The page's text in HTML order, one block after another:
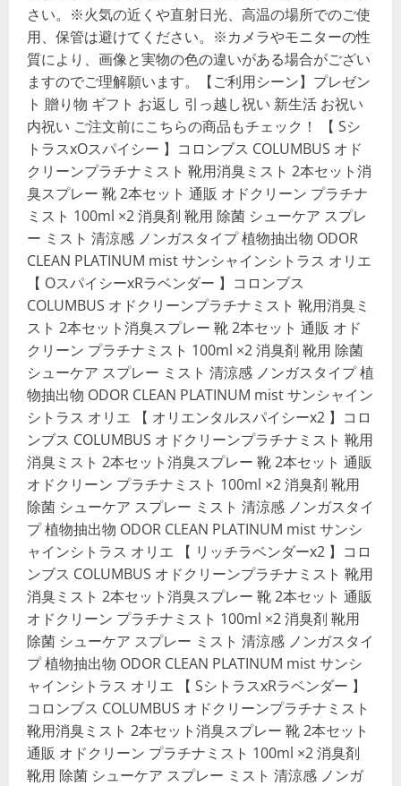
さい。※火気の近くや直射日光、高温の場所でのご使
用、保管は避けてください。※カメラやモニターの性
質により、画像と実物の色の違いがある場合がござい
ますのでご理解願います。【ご利用シーン】プレゼン
ト 贈り物 ギフト お返し 引っ越し祝い 新生活 お祝い
内祝い ご注文前にこちらの商品もチェック！ 【 Sシ
トラスxOスパイシー 】コロンブス COLUMBUS オド
クリーンプラチナミスト 靴用消臭ミスト 2本セット消
臭スプレー 靴 2本セット 通販 オドクリーン プラチナ
ミスト 100ml ×2 消臭剤 靴用 除菌 シューケア スプレ
ー ミスト 清涼感 ノンガスタイプ 植物抽出物 ODOR
CLEAN PLATINUM mist サンシャインシトラス オリエ
【 OスパイシーxRラベンダー 】コロンブス
COLUMBUS オドクリーンプラチナミスト 靴用消臭ミ
スト 2本セット消臭スプレー 靴 2本セット 通販 オド
クリーン プラチナミスト 100ml ×2 消臭剤 靴用 除菌
シューケア スプレー ミスト 清涼感 ノンガスタイプ 植
物抽出物 ODOR CLEAN PLATINUM mist サンシャイン
シトラス オリエ 【 オリエンタルスパイシーx2 】コロ
ンブス COLUMBUS オドクリーンプラチナミスト 靴用
消臭ミスト 2本セット消臭スプレー 靴 2本セット 通販
オドクリーン プラチナミスト 100ml ×2 消臭剤 靴用
除菌 シューケア スプレー ミスト 清涼感 ノンガスタイ
プ 植物抽出物 ODOR CLEAN PLATINUM mist サンシ
ャインシトラス オリエ 【 リッチラベンダーx2 】コロ
ンブス COLUMBUS オドクリーンプラチナミスト 靴用
消臭ミスト 2本セット消臭スプレー 靴 2本セット 通販
オドクリーン プラチナミスト 100ml ×2 消臭剤 靴用
除菌 シューケア スプレー ミスト 清涼感 ノンガスタイ
プ 植物抽出物 ODOR CLEAN PLATINUM mist サンシ
ャインシトラス オリエ 【 SシトラスxRラベンダー 】
コロンブス COLUMBUS オドクリーンプラチナミスト
靴用消臭ミスト 2本セット消臭スプレー 靴 2本セット
通販 オドクリーン プラチナミスト 100ml ×2 消臭剤
靴用 除菌 シューケア スプレー ミスト 清涼感 ノンガ